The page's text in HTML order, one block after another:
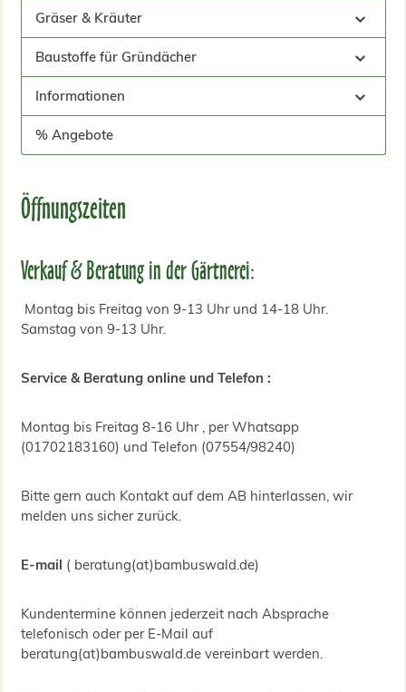
Gräser & Kräuter
Baustoffe für Gründächer
Informationen
% Angebote
Öffnungszeiten
Verkauf & Beratung in der Gärtnerei:
Montag bis Freitag von 9-13 Uhr und 14-18 Uhr.
Samstag von 9-13 Uhr.
Service & Beratung online und Telefon :
Montag bis Freitag 8-16 Uhr , per Whatsapp
(01702183160) und Telefon (07554/98240)
Bitte gern auch Kontakt auf dem AB hinterlassen, wir
melden uns sicher zurück.
E-mail ( beratung(at)bambuswald.de)
Kundentermine können jederzeit nach Absprache
telefonisch oder per E-Mail auf
beratung(at)bambuswald.de vereinbart werden.